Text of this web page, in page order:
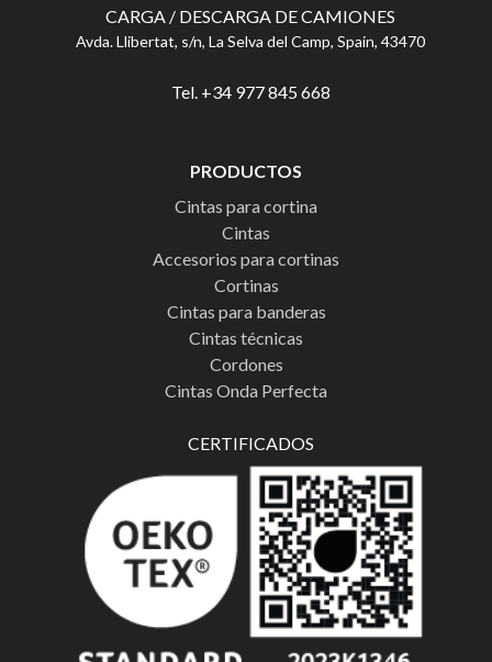
CARGA / DESCARGA DE CAMIONES
Avda. Llibertat, s/n, La Selva del Camp, Spain, 43470
Tel. +34 977 845 668
PRODUCTOS
Cintas para cortina
Cintas
Accesorios para cortinas
Cortinas
Cintas para banderas
Cintas técnicas
Cordones
Cintas Onda Perfecta
CERTIFICADOS